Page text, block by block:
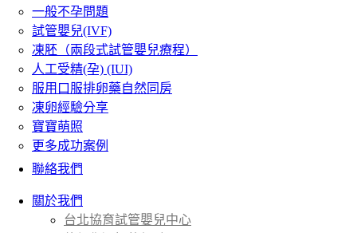
一般不孕問題
試管嬰兒(IVF)
凍胚（兩段式試管嬰兒療程）
人工受精(孕) (IUI)
服用口服排卵藥自然同房
凍卵經驗分享
寶寶萌照
更多成功案例
聯絡我們
關於我們
台北協育試管嬰兒中心